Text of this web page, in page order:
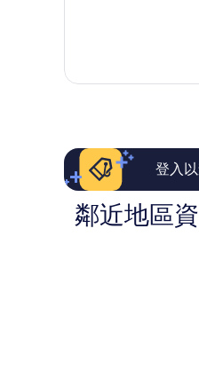
圖
棒
評
登入
鄰近地區